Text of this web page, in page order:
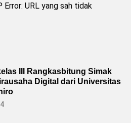
Error: URL yang sah tidak
III Rangkasbitung Simak
Digital dari Universitas